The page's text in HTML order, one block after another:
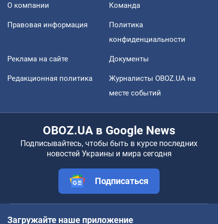
О компании Команда
Правовая информация
Политика
конфиденциальности
Реклама на сайте Документы
Редакционная политика
Журналисты OBOZ.UA на
месте событий
OBOZ.UA в Google News
Подписывайтесь, чтобы быть в курсе последних
новостей Украины и мира сегодня
Подписаться
Загружайте наше приложение